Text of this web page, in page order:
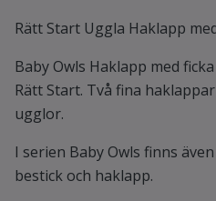
Rätt Start Uggla Haklapp
Baby Owls Haklapp med
Rätt Start. Två fina
ugglor.
I serien Baby Owls finns
bestick och haklapp.